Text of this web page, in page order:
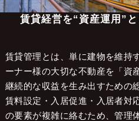
賃貸経営を“資産運用”
賃貸管理とは、単に建物を維持
ーナー様の大切な不動産を「資
継続的な収益を生み出すための
賃料設定・入居促進・入居者対
の要素が複雑に絡むため、管理